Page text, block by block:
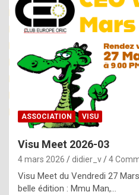
n
e
l
ASSOCIATION VISU
Visu Meet 2026-03
4 mars 2026 didier_v 4
Visu Meet du Vendredi 27
belle édition : Mmu Man,…